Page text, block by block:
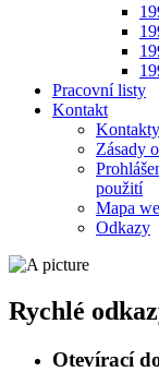
Pracovní listy
Kontakt
Kontakty
Zásady
použití
Mapa
Odkazy
Rychlé
Otevírací